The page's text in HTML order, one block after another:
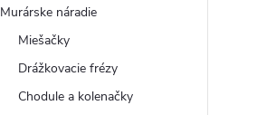
Murárske náradie
Miešačky
Drážkovacie frézy
Chodule a kolenačky